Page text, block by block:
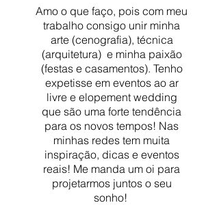
Amo o que faço, pois com meu
trabalho consigo unir minha
arte (cenografia), técnica
(arquitetura) e minha paixão
(festas e casamentos). Tenho
expetisse em eventos ao ar
livre e elopement wedding
que são uma forte tendência
para os novos tempos! Nas
minhas redes tem muita
inspiração, dicas e eventos
reais! Me manda um oi para
projetarmos juntos o seu
sonho!